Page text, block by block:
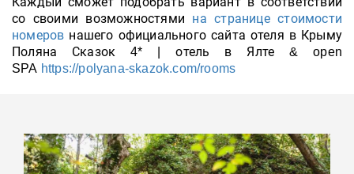
со своими возможностями на странице стоимости
номеров нашего официального сайта отеля в Крыму
Поляна Сказок 4* | отель в Ялте & open
SPA https://polyana-skazok.com/rooms